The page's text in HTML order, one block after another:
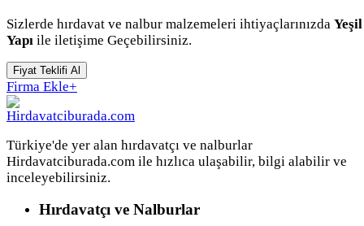
Sizlerde hırdavat ve nalbur malzemeleri ihtiyaçlarınızda Yeşil
Yapı ile iletişime Geçebilirsiniz.
Fiyat Teklifi Al
Firma Ekle+
Türkiye'de yer alan hırdavatçı ve nalburlar
Hirdavatciburada.com ile hızlıca ulaşabilir, bilgi alabilir ve
inceleyebilirsiniz.
Hırdavatçı ve Nalburlar